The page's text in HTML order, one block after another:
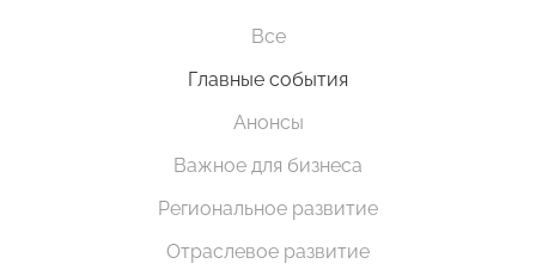
Все
Главные события
Анонсы
Важное для бизнеса
Региональное развитие
Отраслевое развитие